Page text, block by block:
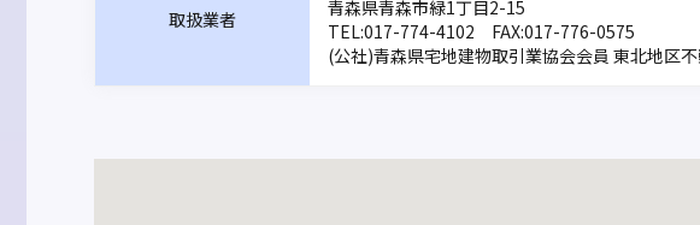
取扱業者
青森県青森市緑1丁目2-15
TEL:017-774-4102 FAX:017-776-0575
(公社)青森県宅地建物取引業協会会員 東北地区